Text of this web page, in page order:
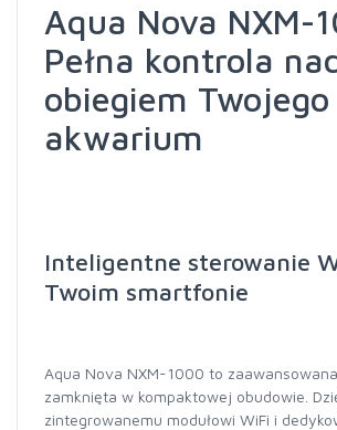
Aqua Nova NXM-
Pełna kontrola
obiegiem Twojego
akwarium
Inteligentne sterowanie
Twoim smartfonie
Aqua Nova NXM-1000 to
zamknięta w kompaktowej obudowie.
zintegrowanemu modułowi WiFi i